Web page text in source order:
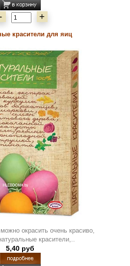
+
красители для яиц
окрасить очень красиво,
красители,..
5,40 руб